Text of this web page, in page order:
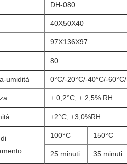
DH-080
40X50X40
97X136X97
80
umidità 0°C/-20°C/-40°C/-
± 0,2°C; ± 2,5% RH
±2°C; ±3,0%RH
100°C 150°C
25 minuti. 35 minuti